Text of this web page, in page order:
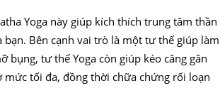
Yoga này giúp kích thích trung tâm thần
bạn. Bên cạnh vai trò là một tư thế giúp làm
bụng, tư thế Yoga còn giúp kéo căng gân
mức tối đa, đồng thời chữa chứng rối loạn